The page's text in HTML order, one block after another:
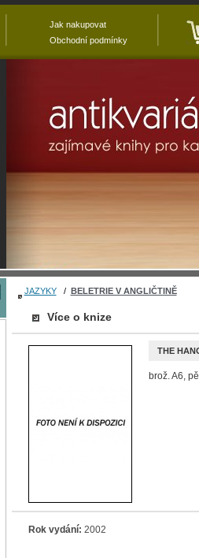
JAZYKY/ BELETRIE V ANGLIČTINĚ
Více o knize
THE
brož. A6,
Rok vydání: 2002
Jak nakupovat
Obchodní podmínky